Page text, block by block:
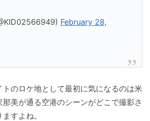
February 28,
トのロケ地として最初に気になるのは米
美が通る空港のシーンがどこで撮影さ
すよね。